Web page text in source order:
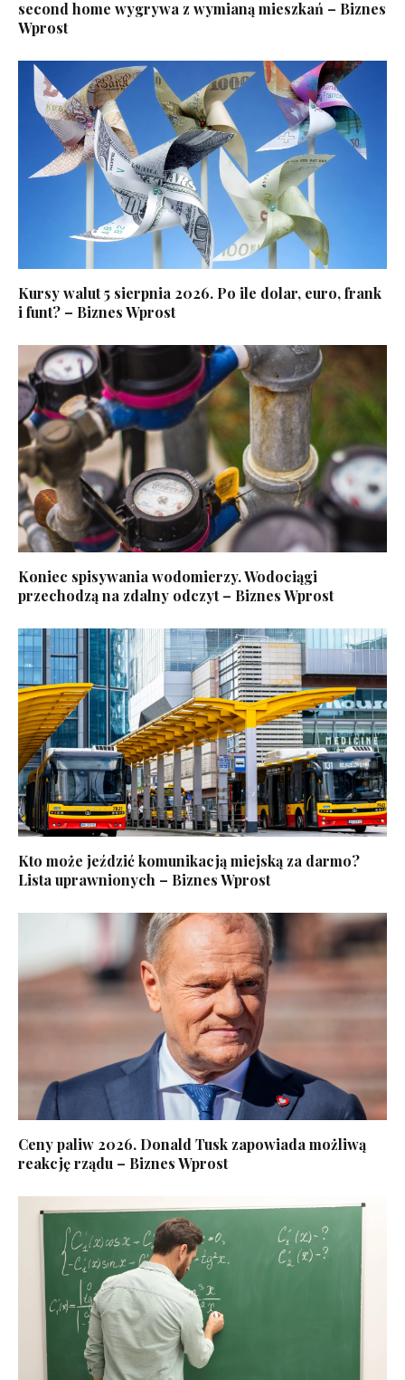
second home wygrywa z wymianą mieszkań – Biznes
Wprost
Kursy walut 5 sierpnia 2026. Po ile dolar, euro, frank
i funt? – Biznes Wprost
Koniec spisywania wodomierzy. Wodociągi
przechodzą na zdalny odczyt – Biznes Wprost
Kto może jeździć komunikacją miejską za darmo?
Lista uprawnionych – Biznes Wprost
Ceny paliw 2026. Donald Tusk zapowiada możliwą
reakcję rządu – Biznes Wprost